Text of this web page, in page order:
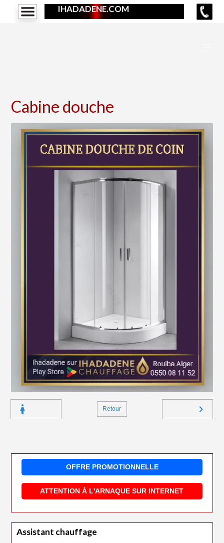
IHADADENE.COM
Cabine douche
Retour
OFFRE PROMOTIONNELLE
ATTENTION À L'ARNAQUE SUR INTERNET
Assistant chauffage